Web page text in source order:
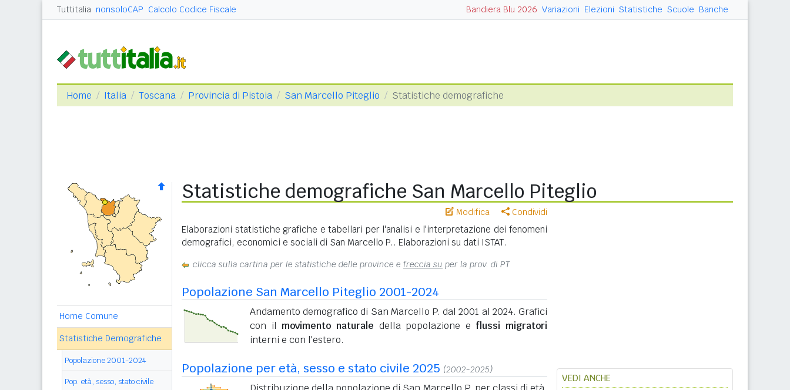
Tuttitalia nonsoloCAP Calcolo Codice Fiscale Bandiera Blu 2026 Variazioni Elezioni Statistiche Scuole Banche
Home Italia Toscana Provincia di Pistoia San Marcello Piteglio Statistiche demografiche
Home Comune
Statistiche Demografiche
Popolazione 2001-2024
Pop. età, sesso, stato civile
Statistiche demografiche San Marcello Piteglio
Modifica Condividi
Elaborazioni statistiche grafiche e tabellari per l'analisi e l'interpretazione dei fenomeni
demografici, economici e sociali di San Marcello P.. Elaborazioni su dati ISTAT.
clicca sulla cartina per le statistiche delle province e freccia su per la prov. di PT
Popolazione San Marcello Piteglio 2001-2024
Andamento demografico di San Marcello P. dal 2001 al 2024. Grafici
con il movimento naturale della popolazione e flussi migratori
interni e con l'estero.
Popolazione per età, sesso e stato civile 2025 (2002-2025)
VEDI ANCHE